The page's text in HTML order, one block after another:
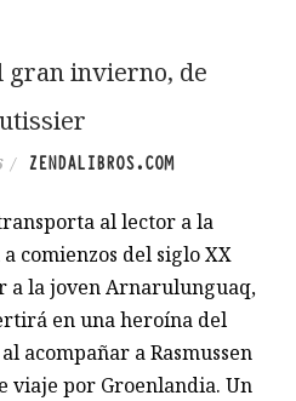
gran invierno, de
/ ZENDALIBROS.COM
al lector a la
comienzos del siglo XX
a la joven Arnarulunguaq,
en una heroína del
acompañar a Rasmussen
viaje por Groenlandia. Un